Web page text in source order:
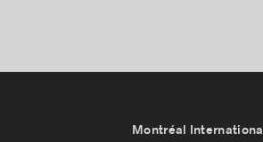
Montréal International